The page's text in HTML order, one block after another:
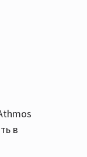
в